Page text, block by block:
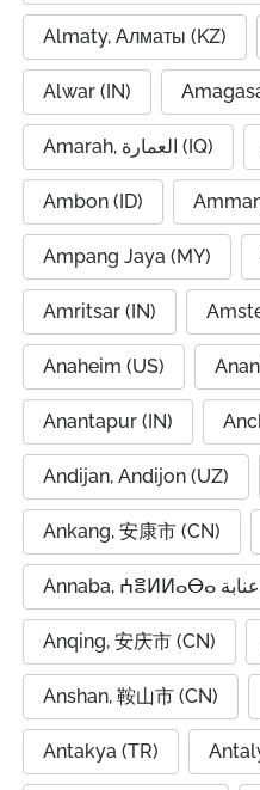
Almaty, Алматы (KZ)
Alwar (IN)
Amarah, العمارة (IQ)
Ambon (ID)
Ampang Jaya (MY)
Amritsar (IN)
Anaheim (US)
Anantapur (IN)
Andijan, Andijon (UZ)
Ankang, 安康市 (CN)
Anqing, 安庆市 (CN)
Anshan, 鞍山市 (CN)
Antakya (TR)